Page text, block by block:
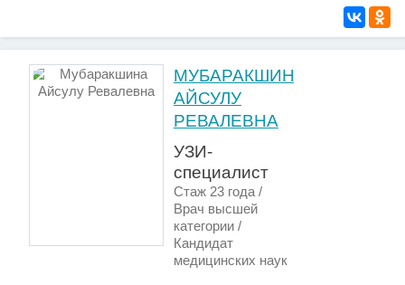
МУБАРАКШИНА
АЙСУЛУ
РЕВАЛЕВНА
УЗИ-
специалист
Стаж 23 года /
Врач высшей
категории /
Кандидат
медицинских наук